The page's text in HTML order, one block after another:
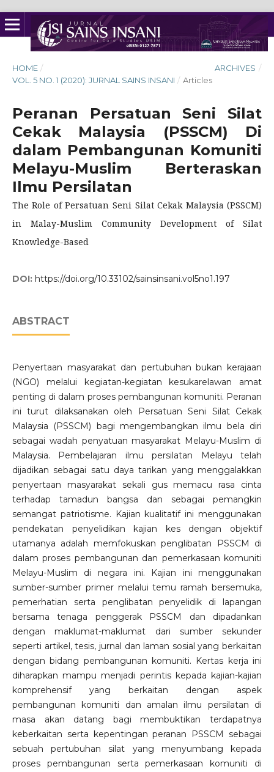
HOME / ARCHIVES /
VOL. 5 NO. 1 (2020): JURNAL SAINS INSANI / Articles
Peranan Persatuan Seni Silat
Cekak Malaysia (PSSCM) Di
dalam Pembangunan Komuniti
Melayu-Muslim Berteraskan
Ilmu Persilatan
The Role of Persatuan Seni Silat Cekak Malaysia (PSSCM)
in Malay-Muslim Community Development of Silat
Knowledge-Based
DOI: https://doi.org/10.33102/sainsinsani.vol5no1.197
ABSTRACT
Penyertaan masyarakat dan pertubuhan bukan kerajaan
(NGO) melalui kegiatan-kegiatan kesukarelawan amat
penting di dalam proses pembangunan komuniti. Peranan
ini turut dilaksanakan oleh Persatuan Seni Silat Cekak
Malaysia (PSSCM) bagi mengembangkan ilmu bela diri
sebagai wadah penyatuan masyarakat Melayu-Muslim di
Malaysia. Pembelajaran ilmu persilatan Melayu telah
dijadikan sebagai satu daya tarikan yang menggalakkan
penyertaan masyarakat sekali gus memacu rasa cinta
terhadap tamadun bangsa dan sebagai pemangkin
semangat patriotisme. Kajian kualitatif ini menggunakan
pendekatan penyelidikan kajian kes dengan objektif
utamanya adalah memfokuskan penglibatan PSSCM di
dalam proses pembangunan dan pemerkasaan komuniti
Melayu-Muslim di negara ini. Kajian ini menggunakan
sumber-sumber primer melalui temu ramah bersemuka,
pemerhatian serta penglibatan penyelidik di lapangan
bersama tenaga penggerak PSSCM dan dipadankan
dengan maklumat-maklumat dari sumber sekunder
seperti artikel, tesis, jurnal dan laman sosial yang berkaitan
dengan bidang pembangunan komuniti. Kertas kerja ini
diharapkan mampu menjadi perintis kepada kajian-kajian
komprehensif yang berkaitan dengan aspek
pembangunan komuniti dan amalan ilmu persilatan di
masa akan datang bagi membuktikan terdapatnya
keberkaitan serta kepentingan peranan PSSCM sebagai
sebuah pertubuhan silat yang menyumbang kepada
proses pembangunan serta pemerkasaan komuniti di